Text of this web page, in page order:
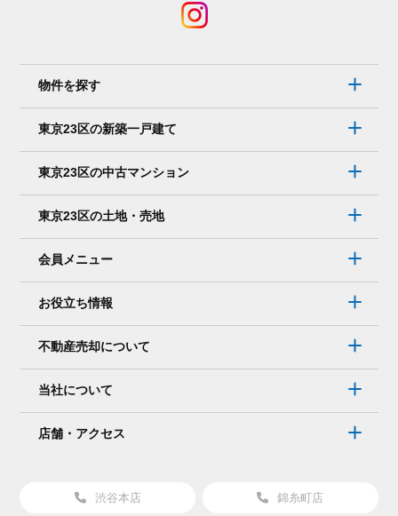
物件を探す
東京23区の新築一戸建て
東京23区の中古マンション
東京23区の土地・売地
会員メニュー
お役立ち情報
不動産売却について
当社について
店舗・アクセス
渋谷本店 錦糸町店